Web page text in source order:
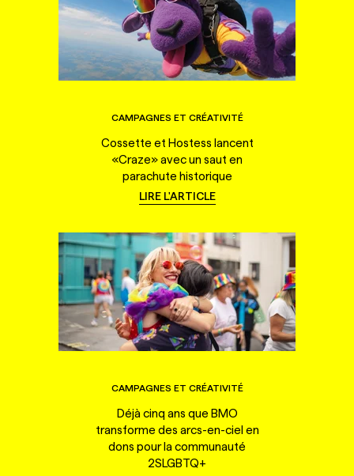
CAMPAGNES ET CRÉATIVITÉ
Cossette et Hostess lancent
«Craze» avec un saut en
parachute historique
LIRE L'ARTICLE
CAMPAGNES ET CRÉATIVITÉ
Déjà cinq ans que BMO
transforme des arcs-en-ciel en
dons pour la communauté
2SLGBTQ+